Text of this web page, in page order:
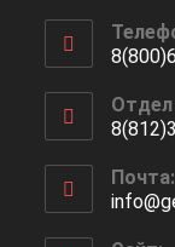
в
вашем
в
вашем
Почта: